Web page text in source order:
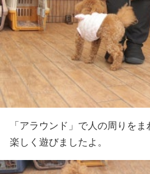
「アラウンド」で人の周りを
楽しく遊びましたよ。